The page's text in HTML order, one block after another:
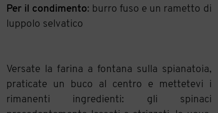
Per il condimento: burro fuso e un rametto di
luppolo selvatico
Versate la farina a fontana sulla spianatoia,
praticate un buco al centro e mettetevi i
rimanenti ingredienti: gli spinaci